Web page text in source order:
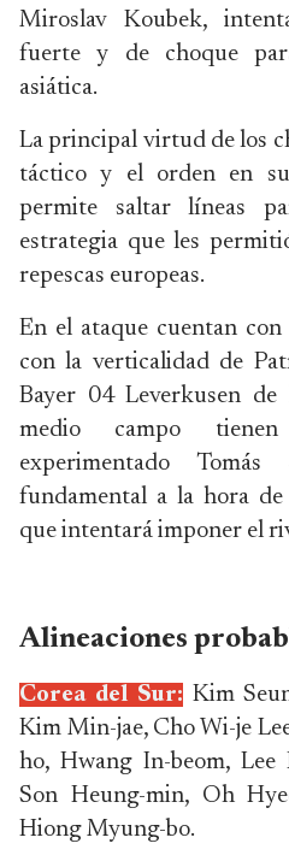
Miroslav Koubek,
fuerte y de choque
asiática.
La principal virtud de los
táctico y el orden en
permite saltar líneas
estrategia que les
repescas europeas.
En el ataque cuentan
con la verticalidad de
Bayer 04 Leverkusen
medio campo
experimentado
fundamental a la hora
que intentará imponer el
Alineaciones
Corea del Sur: Kim
Kim Min-jae, Cho Wi-je
ho, Hwang In-beom, Lee
Son Heung-min, Oh
Hiong Myung-bo.